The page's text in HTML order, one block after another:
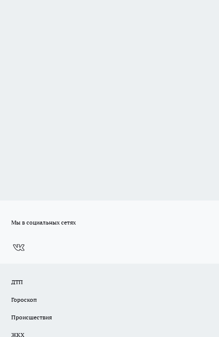
Мы в социальных сетях
ДТП
Гороскоп
Происшествия
ЖКХ